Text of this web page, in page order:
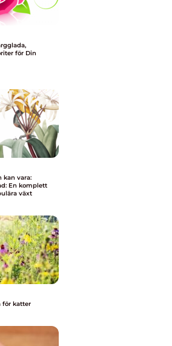
för Din
kan vara:
En komplett
växt
för katter